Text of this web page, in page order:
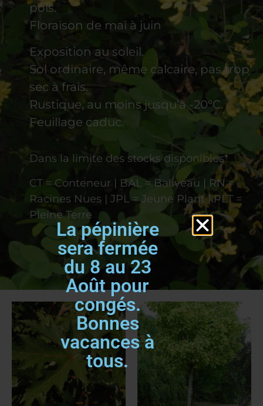
pois.
Floraison de mai à juin
Exposition au soleil.
Sol ordinaire, même calcaire, pas trop
sec à frais.
Rustique, au moins jusqu’à -20°C.
Feuillage caduc.
Dans la limite des stocks disponibles*
CT = Conteneur | BAL = Baliveau | RN =
Racines Nues | JPL = Jeune Plant | PLT =
Pleine Terre
La pépinière
sera fermée
du 8 au 23
Août pour
congés.
Bonnes
vacances à
tous.